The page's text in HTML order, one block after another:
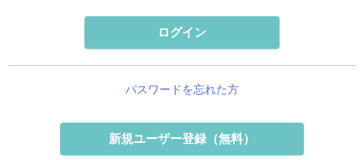
ログイン
パスワードを忘れた方
新規ユーザー登録（無料）